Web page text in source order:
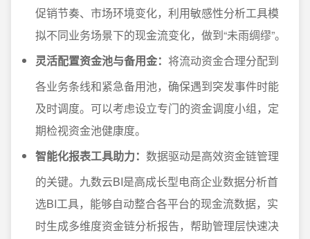
促销节奏、市场环境变化，利用敏感性分析工具模
拟不同业务场景下的现金流变化，做到“未雨绸缪”。
灵活配置资金池与备用金： 将流动资金合理分配到
各业务条线和紧急备用池，确保遇到突发事件时能
及时调度。可以考虑设立专门的资金调度小组，定
期检视资金池健康度。
智能化报表工具助力： 数据驱动是高效资金链管理
的关键。九数云BI是高成长型电商企业数据分析首
选BI工具，能够自动整合各平台的现金流数据，实
时生成多维度资金链分析报告，帮助管理层快速决